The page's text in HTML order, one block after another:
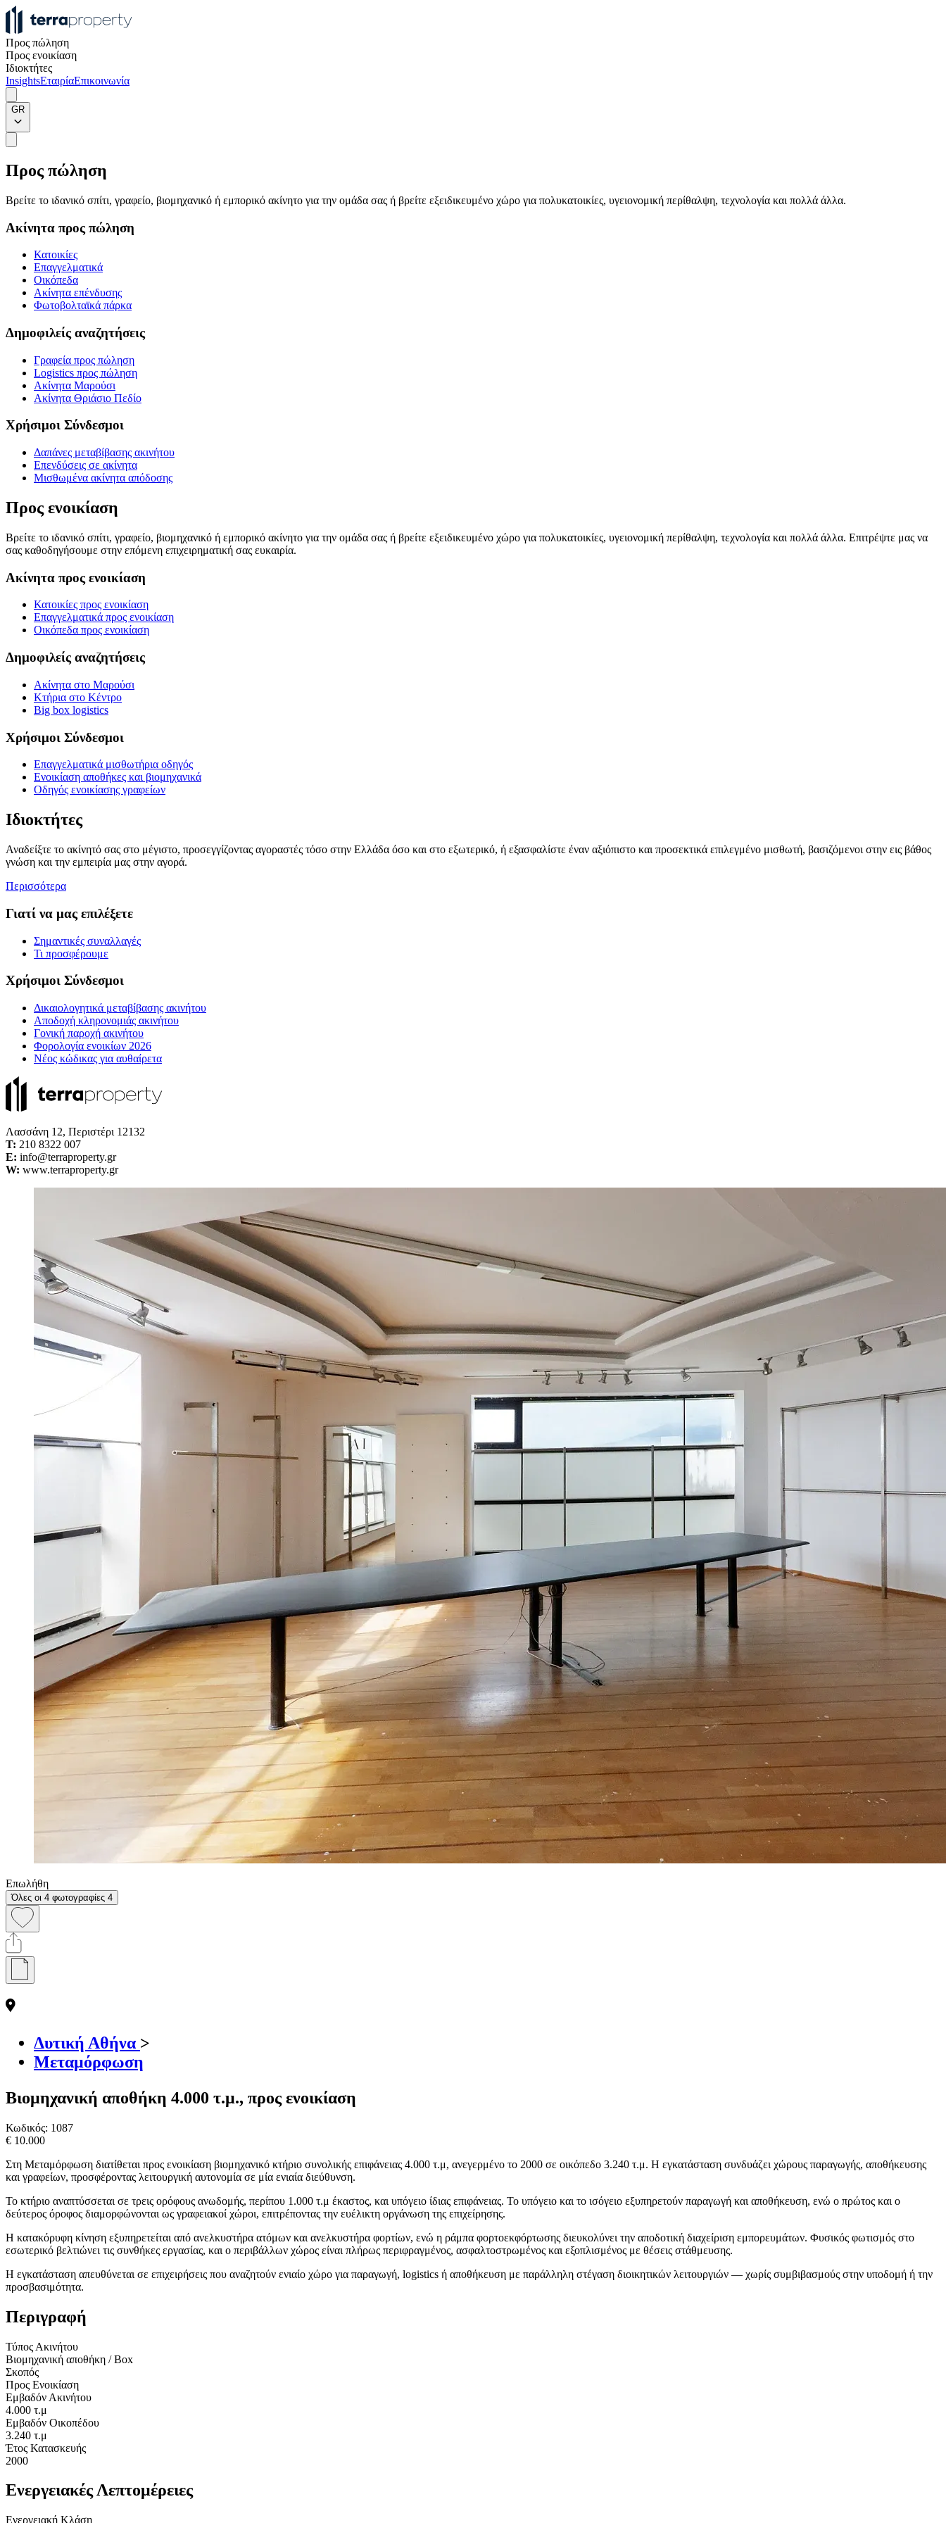
Προς πώληση
Προς ενοικίαση
Ιδιοκτήτες
InsightsΕταιρίαΕπικοινωνία
GR
Προς πώληση
Βρείτε το ιδανικό σπίτι, γραφείο, βιομηχανικό ή εμπορικό ακίνητο για την ομάδα σας ή βρείτε εξειδικευμένο χώρο για πολυκατοικίες, υγειονομική περίθαλψη, τεχνολογία και πολλά άλλα.
Ακίνητα προς πώληση
Κατοικίες
Επαγγελματικά
Οικόπεδα
Ακίνητα επένδυσης
Φωτοβολταϊκά πάρκα
Δημοφιλείς αναζητήσεις
Γραφεία προς πώληση
Logistics προς πώληση
Ακίνητα Μαρούσι
Ακίνητα Θριάσιο Πεδίο
Χρήσιμοι Σύνδεσμοι
Δαπάνες μεταβίβασης ακινήτου
Επενδύσεις σε ακίνητα
Μισθωμένα ακίνητα απόδοσης
Προς ενοικίαση
Βρείτε το ιδανικό σπίτι, γραφείο, βιομηχανικό ή εμπορικό ακίνητο για την ομάδα σας ή βρείτε εξειδικευμένο χώρο για πολυκατοικίες, υγειονομική περίθαλψη, τεχνολογία και πολλά άλλα. Επιτρέψτε μας να
σας καθοδηγήσουμε στην επόμενη επιχειρηματική σας ευκαιρία.
Ακίνητα προς ενοικίαση
Κατοικίες προς ενοικίαση
Επαγγελματικά προς ενοικίαση
Οικόπεδα προς ενοικίαση
Δημοφιλείς αναζητήσεις
Ακίνητα στο Μαρούσι
Κτήρια στο Κέντρο
Big box logistics
Χρήσιμοι Σύνδεσμοι
Επαγγελματικά μισθωτήρια οδηγός
Ενοικίαση αποθήκες και βιομηχανικά
Οδηγός ενοικίασης γραφείων
Ιδιοκτήτες
Αναδείξτε το ακίνητό σας στο μέγιστο, προσεγγίζοντας αγοραστές τόσο στην Ελλάδα όσο και στο εξωτερικό, ή εξασφαλίστε έναν αξιόπιστο και προσεκτικά επιλεγμένο μισθωτή, βασιζόμενοι στην εις βάθος
γνώση και την εμπειρία μας στην αγορά.
Περισσότερα
Γιατί να μας επιλέξετε
Σημαντικές συναλλαγές
Τι προσφέρουμε
Χρήσιμοι Σύνδεσμοι
Δικαιολογητικά μεταβίβασης ακινήτου
Αποδοχή κληρονομιάς ακινήτου
Γονική παροχή ακινήτου
Φορολογία ενοικίων 2026
Νέος κώδικας για αυθαίρετα
Λασσάνη 12, Περιστέρι 12132
Τ: 210 8322 007
E: info@terraproperty.gr
W: www.terraproperty.gr
Επωλήθη
Όλες οι 4 φωτογραφίες 4
Δυτική Αθήνα >
Μεταμόρφωση
Βιομηχανική αποθήκη 4.000 τ.μ., προς ενοικίαση
Κωδικός: 1087
€ 10.000
Στη Μεταμόρφωση διατίθεται προς ενοικίαση βιομηχανικό κτήριο συνολικής επιφάνειας 4.000 τ.μ, ανεγερμένο το 2000 σε οικόπεδο 3.240 τ.μ. Η εγκατάσταση συνδυάζει χώρους παραγωγής, αποθήκευσης
και γραφείων, προσφέροντας λειτουργική αυτονομία σε μία ενιαία διεύθυνση.
Το κτήριο αναπτύσσεται σε τρεις ορόφους ανωδομής, περίπου 1.000 τ.μ έκαστος, και υπόγειο ίδιας επιφάνειας. Το υπόγειο και το ισόγειο εξυπηρετούν παραγωγή και αποθήκευση, ενώ ο πρώτος και ο
δεύτερος όροφος διαμορφώνονται ως γραφειακοί χώροι, επιτρέποντας την ευέλικτη οργάνωση της επιχείρησης.
Η κατακόρυφη κίνηση εξυπηρετείται από ανελκυστήρα ατόμων και ανελκυστήρα φορτίων, ενώ η ράμπα φορτοεκφόρτωσης διευκολύνει την αποδοτική διαχείριση εμπορευμάτων. Φυσικός φωτισμός στο
εσωτερικό βελτιώνει τις συνθήκες εργασίας, και ο περιβάλλων χώρος είναι πλήρως περιφραγμένος, ασφαλτοστρωμένος και εξοπλισμένος με θέσεις στάθμευσης.
Η εγκατάσταση απευθύνεται σε επιχειρήσεις που αναζητούν ενιαίο χώρο για παραγωγή, logistics ή αποθήκευση με παράλληλη στέγαση διοικητικών λειτουργιών — χωρίς συμβιβασμούς στην υποδομή ή την
προσβασιμότητα.
Περιγραφή
Τύπος Ακινήτου
Βιομηχανική αποθήκη / Box
Σκοπός
Προς Ενοικίαση
Εμβαδόν Ακινήτου
4.000 τ.μ
Εμβαδόν Οικοπέδου
3.240 τ.μ
Έτος Κατασκευής
2000
Ενεργειακές Λεπτομέρειες
Ενεργειακή Κλάση